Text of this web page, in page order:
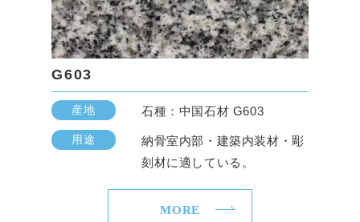
G603
産地 石種：中国石材 G603
用途
納骨室内部・建築内装材・彫
刻材に適している。
MORE